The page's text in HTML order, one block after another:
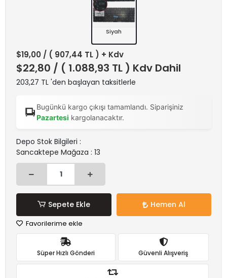
Siyah
$19,00 / ( 907,44 TL ) + Kdv
$22,80 / ( 1.088,93 TL ) Kdv Dahil
203,27 TL 'den başlayan taksitlerle
Bugünkü kargo çıkışı tamamlandı. Siparişiniz
Pazartesi kargolanacaktır.
Depo Stok Bilgileri :
Sancaktepe Mağaza : 13
Sepete Ekle Hemen Al
Favorilerime ekle
Süper Hızlı Gönderi Güvenli Alışveriş